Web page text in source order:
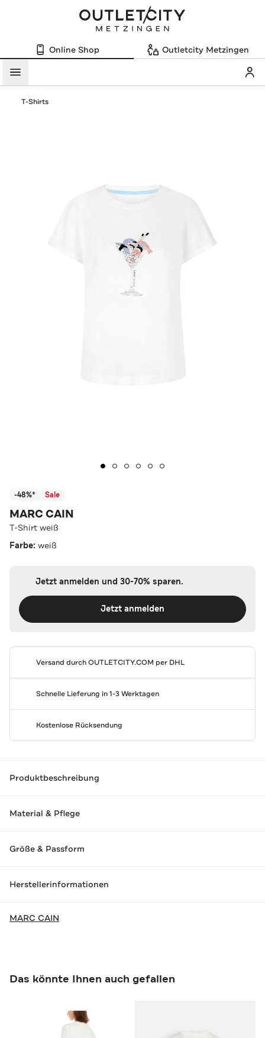
Online Shop Outletcity Metzingen
Menü
T-Shirts
-48%* Sale
MARC CAIN
T-Shirt weiß
Farbe: weiß
Jetzt anmelden und 30-70% sparen.
Jetzt anmelden
Versand durchOUTLETCITY.COM per DHL
Schnelle Lieferung in 1-3 Werktagen
Kostenlose Rücksendung
Produktbeschreibung
Material & Pflege
Größe & Passform
Herstellerinformationen
MARC CAIN
Das könnte Ihnen auch gefallen